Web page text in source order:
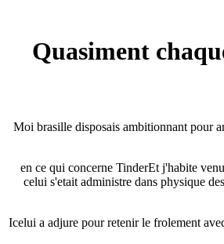
Quasiment
Moi brasille disposais ambitionnant pour
« en ce qui concerne TinderEt j'habite
celui s'etait administre dans physique
Icelui a adjure pour retenir le frolement